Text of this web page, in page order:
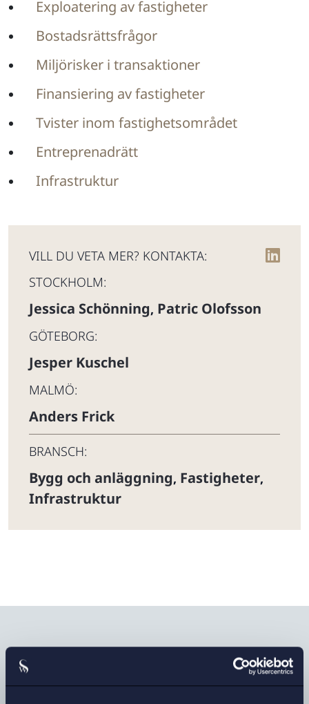
Exploatering av fastigheter
Bostadsrättsfrågor
Miljörisker i transaktioner
Finansiering av fastigheter
Tvister inom fastighetsområdet
Entreprenadrätt
Infrastruktur
VILL DU VETA MER? KONTAKTA:
STOCKHOLM:
Jessica Schönning, Patric Olofsson
GÖTEBORG:
Jesper Kuschel
MALMÖ:
Anders Frick
BRANSCH:
Bygg och anläggning, Fastigheter,
Infrastruktur